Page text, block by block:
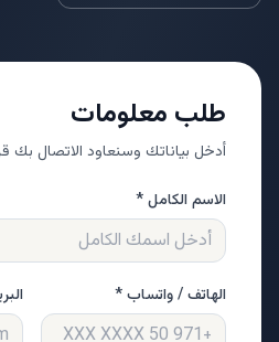
طلب معلومات
أدخل بياناتك وسنعاود الاتصال بك
الاسم الكامل *
الهاتف / واتساب *